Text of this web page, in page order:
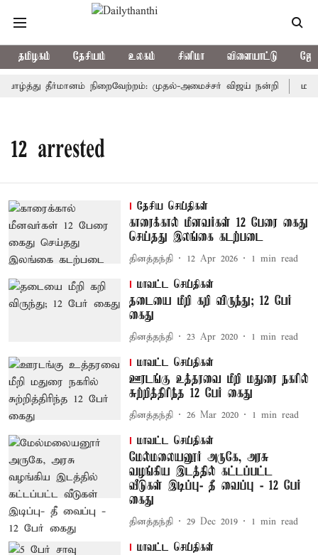
தமிழகம் தேசியம் உலகம் சினிமா விளையாட்டு
தீர்மானம் நிறைவேற்றம்: முதல்-அமைச்சர் விஜய் நன்றி
12 arrested
தேசிய செய்திகள்
காரைக்கால் மீனவர்கள் 12 பேரை கைது
செய்தது இலங்கை கடற்படை
தினத்தந்தி 12 Apr 2026 1 min read
மாவட்ட செய்திகள்
தடையை மீறி கறி விருந்து; 12 பேர்
கைது
தினத்தந்தி 23 Apr 2020 1 min read
மாவட்ட செய்திகள்
ஊரடங்கு உத்தரவை மீறி மதுரை நகரில்
சுற்றித்திரிந்த 12 பேர் கைது
தினத்தந்தி 26 Mar 2020 1 min read
மாவட்ட செய்திகள்
மேல்மலையனூர் அருகே, அரசு
வழங்கிய இடத்தில் கட்டப்பட்ட
வீடுகள் இடிப்பு- தீ வைப்பு - 12 பேர்
கைது
தினத்தந்தி 29 Dec 2019 1 min read
மாவட்ட செய்திகள்